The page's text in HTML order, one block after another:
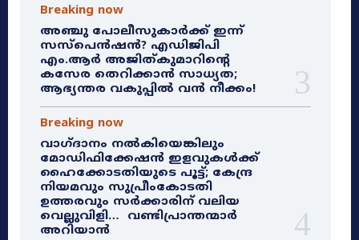
Breaking now
അഞ്ചു പോലീസുകാർക്ക് ഇന്ന്
സസ്‌പെൻഷൻ? എഡിജിപി
എം.ആർ അജിത്കുമാറിൻ്റെ
കസേര തെറിക്കാൻ സാധ്യത;
ആഭ്യന്തര വകുപ്പിൽ വൻ നീക്കം!
Breaking now
വാഗ്ദാനം നൽകിയെങ്കിലും
മോഡിഫിക്കേഷൻ ഇളവുകൾക്ക്
ഹൈക്കോടതിയുടെ പൂട്ട്; കേന്ദ്ര
നിയമവും സുപ്രീംകോടതി
ഉത്തരവും സർക്കാരിന് വലിയ
വെല്ലുവിളി… വണ്ടിപ്രാന്തന്മാർ
അറിയാൻ